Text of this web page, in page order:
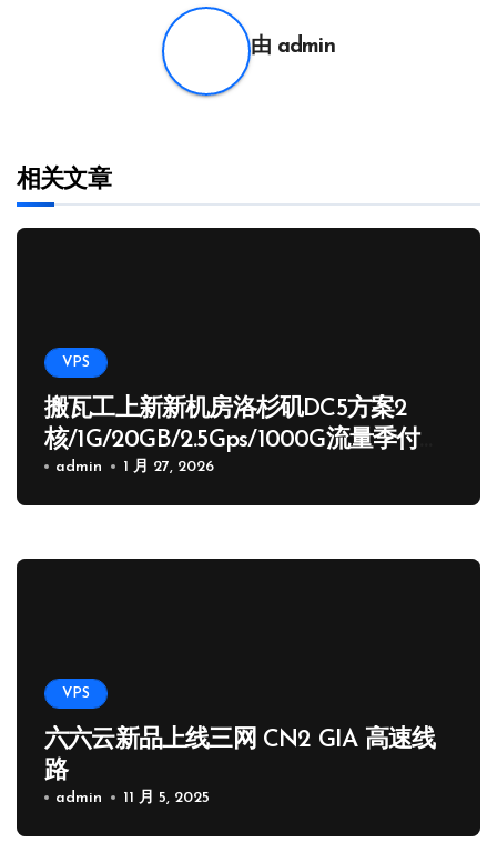
由 admin
相关文章
VPS
搬瓦工上新新机房洛杉矶DC5方案2
核/1G/20GB/2.5Gps/1000G流量季付
65.89 USD
admin 1 月 27, 2026
VPS
六六云新品上线三网 CN2 GIA 高速线
路
admin 11 月 5, 2025